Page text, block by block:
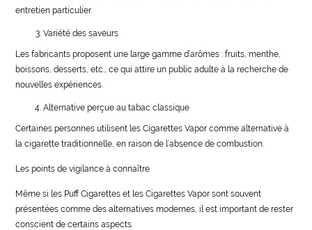
entretien particulier.
Variété des saveurs
Les fabricants proposent une large gamme d’arômes : fruits, menthe,
boissons, desserts, etc., ce qui attire un public adulte à la recherche de
nouvelles expériences.
Alternative perçue au tabac classique
Certaines personnes utilisent les Cigarettes Vapor comme alternative à
la cigarette traditionnelle, en raison de l’absence de combustion.
Les points de vigilance à connaître
Même si les Puff Cigarettes et les Cigarettes Vapor sont souvent
présentées comme des alternatives modernes, il est important de rester
conscient de certains aspects.